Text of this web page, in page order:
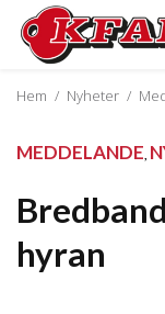
Hoppa
innehåll
Hem / Nyheter /
MEDDELANDE
hyran